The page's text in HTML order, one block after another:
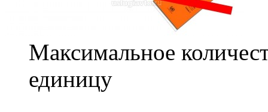
Максимальное
единицу